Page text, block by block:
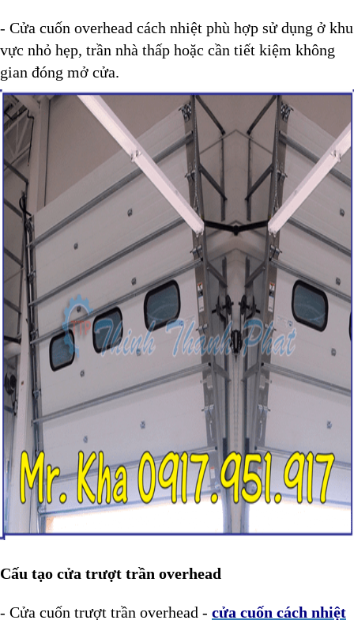
- Cửa cuốn overhead cách nhiệt phù hợp sử dụng ở khu
vực nhỏ hẹp, trần nhà thấp hoặc cần tiết kiệm không
gian đóng mở cửa.
Cấu tạo cửa trượt trần overhead
- Cửa cuốn trượt trần overhead - cửa cuốn cách nhiệt